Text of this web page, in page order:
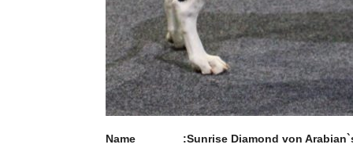
Name :Sunrise Diamond von